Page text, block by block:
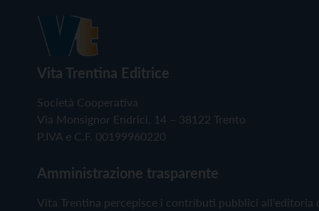
Vita Trentina Editrice
Società Cooperativa
Via Monsignor Endrici, 14 – 38122 Trento
P.IVA e C.F. 00199960220
Amministrazione trasparente
Vita Trentina percepisce i contributi pubblici all'editoria